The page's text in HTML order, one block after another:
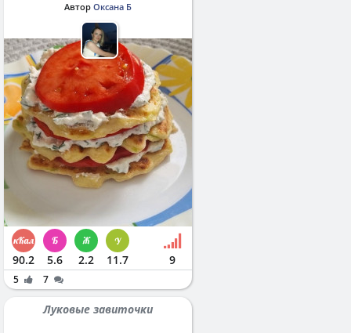
Автор Оксана Б
90.2 5.6 2.2 11.7 9
5 7
Луковые завиточки